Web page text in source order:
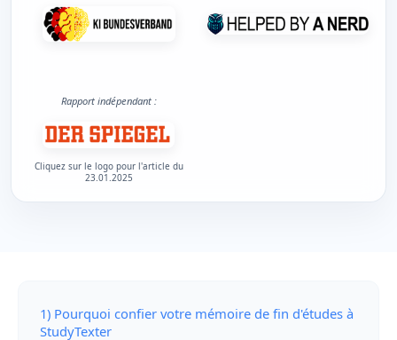
Rapport indépendant :
Cliquez sur le logo pour l'article du
23.01.2025
1) Pourquoi confier votre mémoire de fin d'études à
StudyTexter